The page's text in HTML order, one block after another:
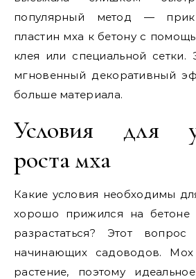
популярный метод —
пластин мха к бетону с
клея или специальной сетки.
мгновенный декоративный
больше материала.
Условия для
роста мха
Какие условия необходимы
хорошо прижился на бетоне
разрастаться? Этот
начинающих садоводов.
растение, поэтому